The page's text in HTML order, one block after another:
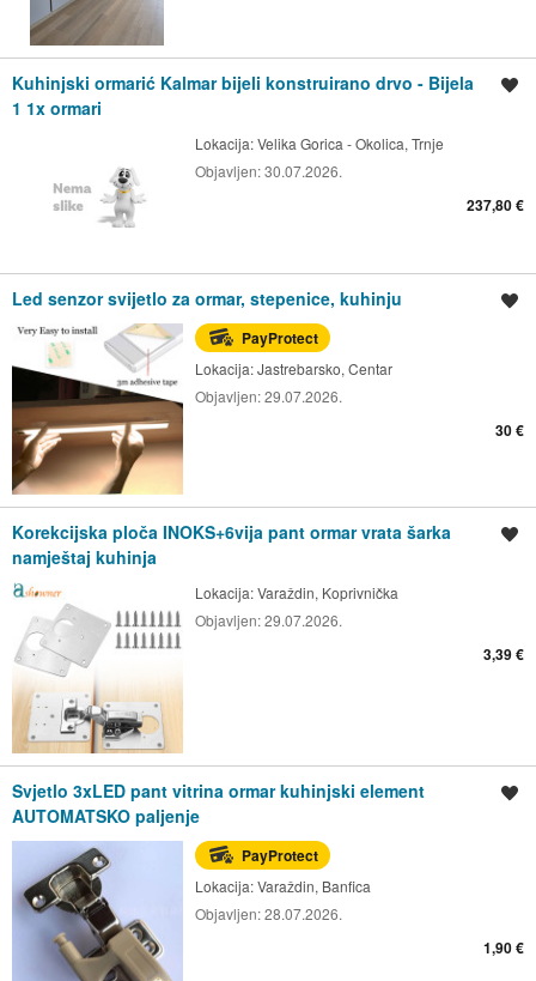
Kuhinjski ormarić Kalmar bijeli konstruirano drvo - Bijela
1 1x ormari
Lokacija:Velika Gorica - Okolica, Trnje
Objavljen:30.07.2026.
237,80 €
Led senzor svijetlo za ormar, stepenice, kuhinju
PayProtect
Lokacija:Jastrebarsko, Centar
Objavljen:29.07.2026.
30 €
Korekcijska ploča INOKS+6vija pant ormar vrata šarka
namještaj kuhinja
Lokacija:Varaždin, Koprivnička
Objavljen:29.07.2026.
3,39 €
Svjetlo 3xLED pant vitrina ormar kuhinjski element
AUTOMATSKO paljenje
PayProtect
Lokacija:Varaždin, Banfica
Objavljen:28.07.2026.
1,90 €